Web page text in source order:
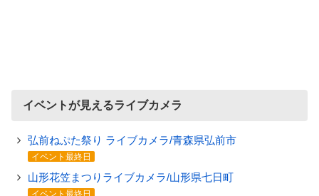
イベントが見えるライブカメラ
弘前ねぷた祭り ライブカメラ/青森県弘前市
イベント最終日
山形花笠まつりライブカメラ/山形県七日町
イベント最終日